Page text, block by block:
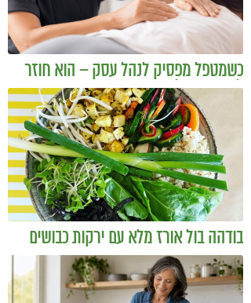
כשמטפל מפסיק לנהל עסק – הוא חוזר
להיות מטפל
בודהה בול אורז מלא עם ירקות כבושים
ומקושקשת טופו